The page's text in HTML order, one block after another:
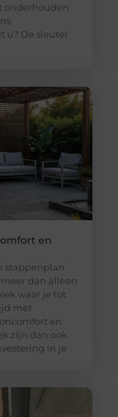
onderhouden
u? De sleutel
en
stappenplan
dan alleen
waar je tot
met
en
zijn dan ook
in je